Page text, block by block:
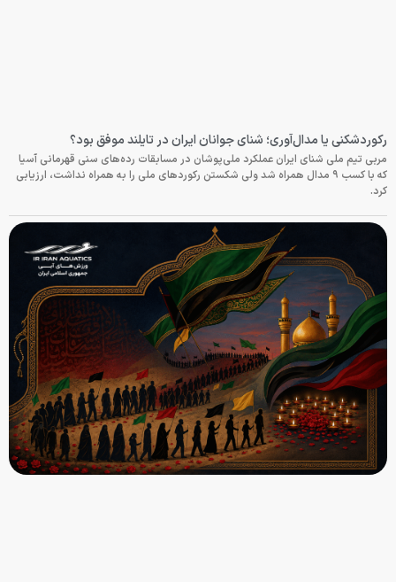
رکوردشکنی یا مدال‌آوری؛ شنای جوانان ایران در تایلند موفق بود؟
مربی تیم ملی شنای ایران عملکرد ملی‌پوشان در مسابقات رده‌های سنی قهرمانی آسیا
که با کسب ۹ مدال همراه شد ولی شکستن رکوردهای ملی را به همراه نداشت، ارزیابی
کرد.